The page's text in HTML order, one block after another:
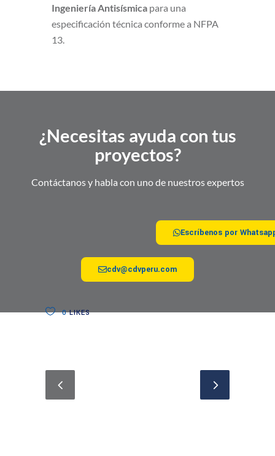
Ingeniería Antisísmica para una
especificación técnica conforme a NFPA
13.
¿Necesitas ayuda con tus
proyectos?
Contáctanos y habla con uno de nuestros expertos
Escríbenos por
cdv@cdvperu.com
0LIKES